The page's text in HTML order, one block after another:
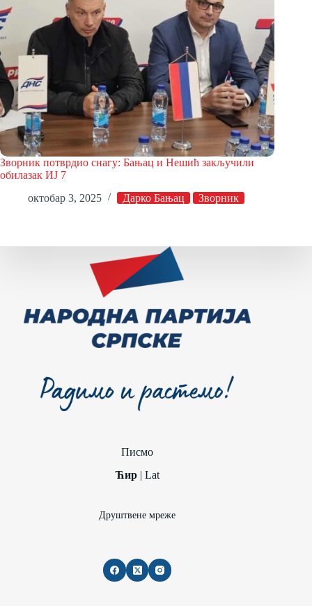
Зворник потврдио снагу: Бањац и Нешић закључили
обилазак ИЈ 7
октобар 3, 2025
Дарко Бањац Зворник
Писмо
Ћир| Lat
Друштвене мреже